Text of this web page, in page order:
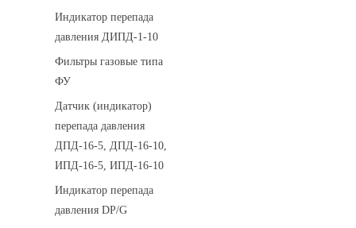
Индикатор перепада
давления ДИПД-1-10
Фильтры газовые типа
ФУ
Датчик (индикатор)
перепада давления
ДПД-16-5, ДПД-16-10,
ИПД-16-5, ИПД-16-10
Индикатор перепада
давления DP/G